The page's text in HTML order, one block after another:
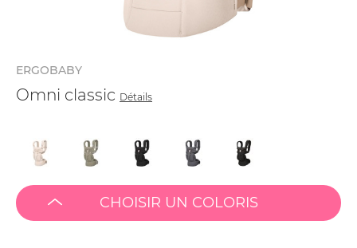
ERGOBABY
Omni classic Détails
CHOISIR UN COLORIS